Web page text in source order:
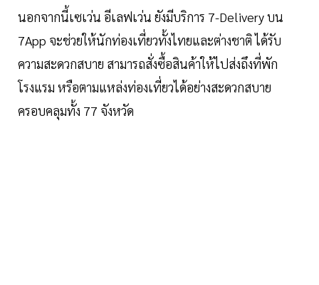
นอกจากนี้เซเว่น อีเลฟเว่น ยังมีบริการ 7-Delivery บน
7App จะช่วยให้นักท่องเที่ยวทั้งไทยและต่างชาติ ได้รับ
ความสะดวกสบาย สามารถสั่งซื้อสินค้าให้ไปส่งถึงที่พัก
โรงแรม หรือตามแหล่งท่องเที่ยวได้อย่างสะดวกสบาย
ครอบคลุมทั้ง 77 จังหวัด